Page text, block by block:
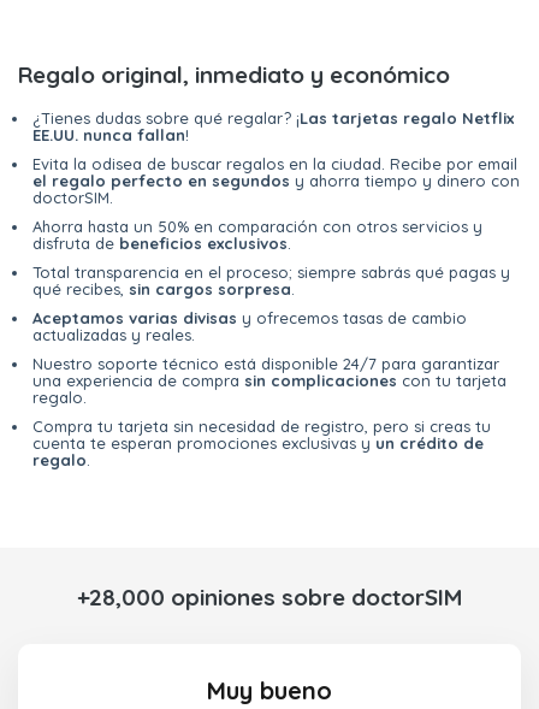
Regalo original, inmediato y económico
¿Tienes dudas sobre qué regalar? ¡Las tarjetas regalo Netflix
EE.UU. nunca fallan!
Evita la odisea de buscar regalos en la ciudad. Recibe por email
el regalo perfecto en segundos y ahorra tiempo y dinero con
doctorSIM.
Ahorra hasta un 50% en comparación con otros servicios y
disfruta de beneficios exclusivos
Total transparencia en el proceso; siempre sabrás qué pagas y
qué recibes, sin cargos sorpresa
Aceptamos varias divisas y ofrecemos tasas de cambio
actualizadas y reales.
Nuestro soporte técnico está disponible 24/7 para garantizar
una experiencia de compra sin complicaciones con tu tarjeta
regalo.
Compra tu tarjeta sin necesidad de registro, pero si creas tu
cuenta te esperan promociones exclusivas y un crédito de
regalo
+28,000 opiniones sobre doctorSIM
Muy bueno